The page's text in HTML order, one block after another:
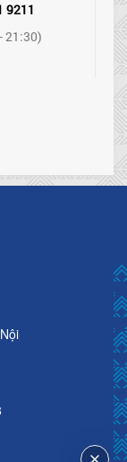
9211
21:30)